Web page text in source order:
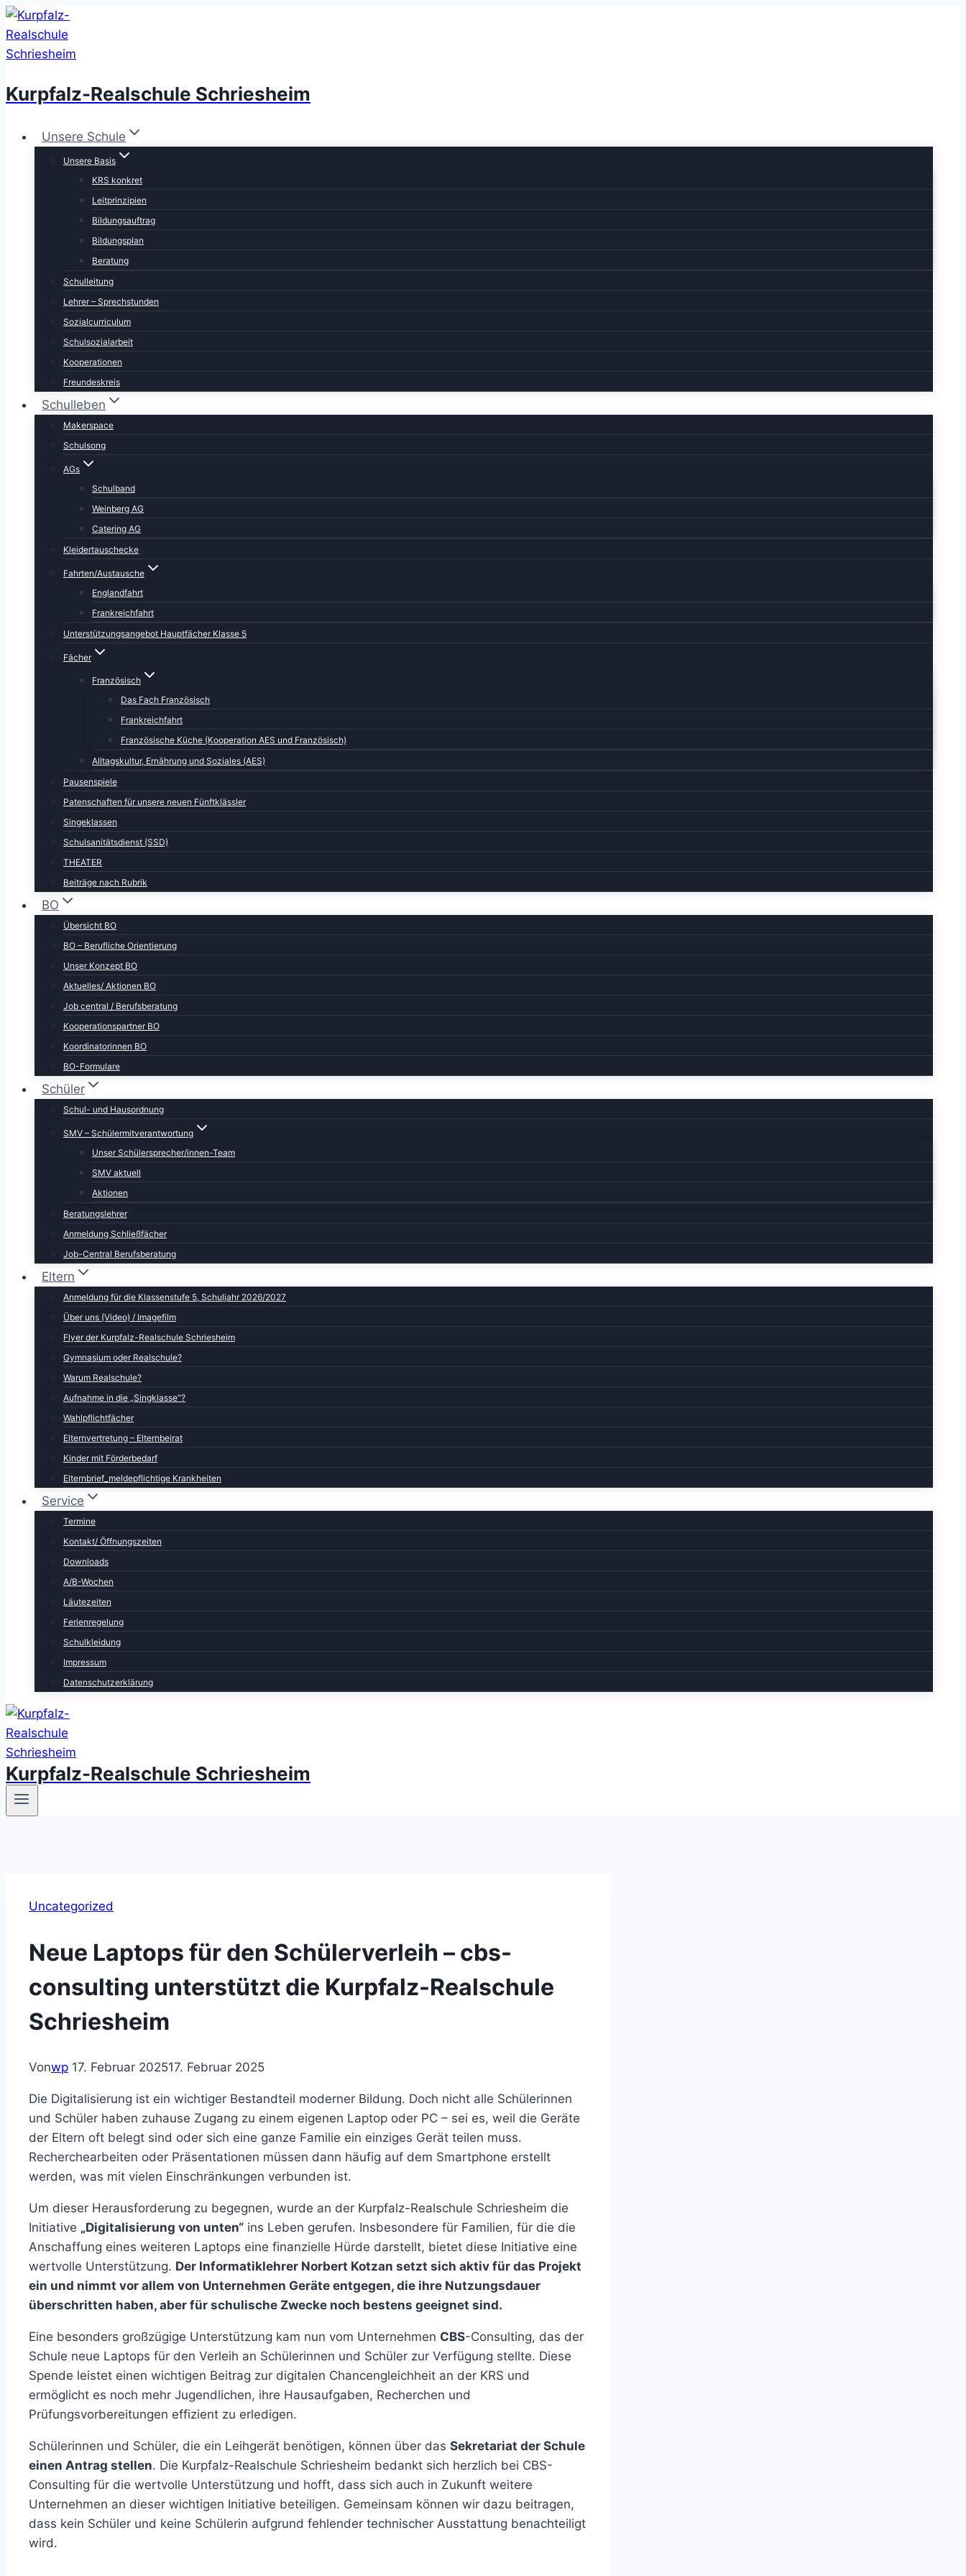
Zum
Inhalt
springen
Kurpfalz-Realschule Schriesheim
Unsere Schule
Unsere Basis
KRS konkret
Leitprinzipien
Bildungsauftrag
Bildungsplan
Beratung
Schulleitung
Lehrer – Sprechstunden
Sozialcurriculum
Schulsozialarbeit
Kooperationen
Freundeskreis
Schulleben
Makerspace
Schulsong
AGs
Schulband
Weinberg AG
Catering AG
Kleidertauschecke
Fahrten/Austausche
Englandfahrt
Frankreichfahrt
Unterstützungsangebot Hauptfächer Klasse 5
Fächer
Französisch
Das Fach Französisch
Frankreichfahrt
Französische Küche (Kooperation AES und Französisch)
Alltagskultur, Ernährung und Soziales (AES)
Pausenspiele
Patenschaften für unsere neuen Fünftklässler
Singeklassen
Schulsanitätsdienst (SSD)
THEATER
Beiträge nach Rubrik
BO
Übersicht BO
BO – Berufliche Orientierung
Unser Konzept BO
Aktuelles/ Aktionen BO
Job central / Berufsberatung
Kooperationspartner BO
Koordinatorinnen BO
BO-Formulare
Schüler
Schul- und Hausordnung
SMV – Schülermitverantwortung
Unser Schülersprecher/innen-Team
SMV aktuell
Aktionen
Beratungslehrer
Anmeldung Schließfächer
Job-Central Berufsberatung
Eltern
Anmeldung für die Klassenstufe 5, Schuljahr 2026/2027
Über uns (Video) / Imagefilm
Flyer der Kurpfalz-Realschule Schriesheim
Gymnasium oder Realschule?
Warum Realschule?
Aufnahme in die „Singklasse“?
Wahlpflichtfächer
Elternvertretung – Elternbeirat
Kinder mit Förderbedarf
Elternbrief_meldepflichtige Krankheiten
Service
Termine
Kontakt/ Öffnungszeiten
Downloads
A/B-Wochen
Läutezeiten
Ferienregelung
Schulkleidung
Impressum
Datenschutzerklärung
Kurpfalz-Realschule Schriesheim
Uncategorized
Neue Laptops für den Schülerverleih – cbs-
consulting unterstützt die Kurpfalz-Realschule
Schriesheim
Vonwp 17. Februar 202517. Februar 2025
Die Digitalisierung ist ein wichtiger Bestandteil moderner Bildung. Doch nicht alle Schülerinnen
und Schüler haben zuhause Zugang zu einem eigenen Laptop oder PC – sei es, weil die Geräte
der Eltern oft belegt sind oder sich eine ganze Familie ein einziges Gerät teilen muss.
Recherchearbeiten oder Präsentationen müssen dann häufig auf dem Smartphone erstellt
werden, was mit vielen Einschränkungen verbunden ist.
Um dieser Herausforderung zu begegnen, wurde an der Kurpfalz-Realschule Schriesheim die
Initiative „Digitalisierung von unten“ ins Leben gerufen. Insbesondere für Familien, für die die
Anschaffung eines weiteren Laptops eine finanzielle Hürde darstellt, bietet diese Initiative eine
wertvolle Unterstützung. Der Informatiklehrer Norbert Kotzan setzt sich aktiv für das Projekt
ein und nimmt vor allem von Unternehmen Geräte entgegen, die ihre Nutzungsdauer
überschritten haben, aber für schulische Zwecke noch bestens geeignet sind.
Eine besonders großzügige Unterstützung kam nun vom Unternehmen CBS-Consulting, das der
Schule neue Laptops für den Verleih an Schülerinnen und Schüler zur Verfügung stellte. Diese
Spende leistet einen wichtigen Beitrag zur digitalen Chancengleichheit an der KRS und
ermöglicht es noch mehr Jugendlichen, ihre Hausaufgaben, Recherchen und
Prüfungsvorbereitungen effizient zu erledigen.
Schülerinnen und Schüler, die ein Leihgerät benötigen, können über das Sekretariat der Schule
einen Antrag stellen. Die Kurpfalz-Realschule Schriesheim bedankt sich herzlich bei CBS-
Consulting für die wertvolle Unterstützung und hofft, dass sich auch in Zukunft weitere
Unternehmen an dieser wichtigen Initiative beteiligen. Gemeinsam können wir dazu beitragen,
dass kein Schüler und keine Schülerin aufgrund fehlender technischer Ausstattung benachteiligt
wird.